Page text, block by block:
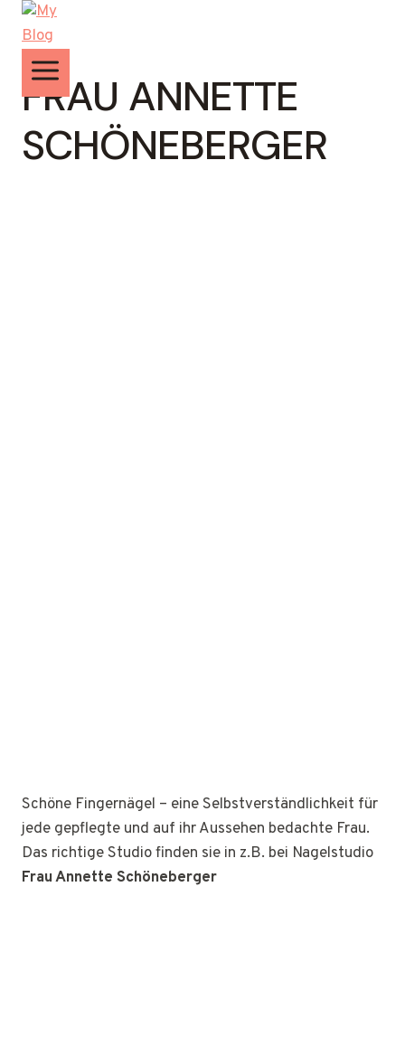
Zum
Inhalt
springen
FRAU ANNETTE
SCHÖNEBERGER
Schöne Fingernägel – eine Selbstverständlichkeit für
jede gepflegte und auf ihr Aussehen bedachte Frau.
Das richtige Studio finden sie in z.B. bei Nagelstudio
Frau Annette Schöneberger